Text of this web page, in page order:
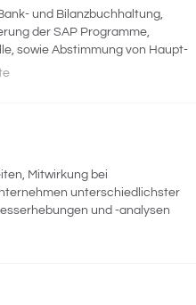
und Bilanzbuchhaltung,
der SAP Programme,
sowie Abstimmung von Haupt-
Mitwirkung bei
unterschiedlichster
und -analysen